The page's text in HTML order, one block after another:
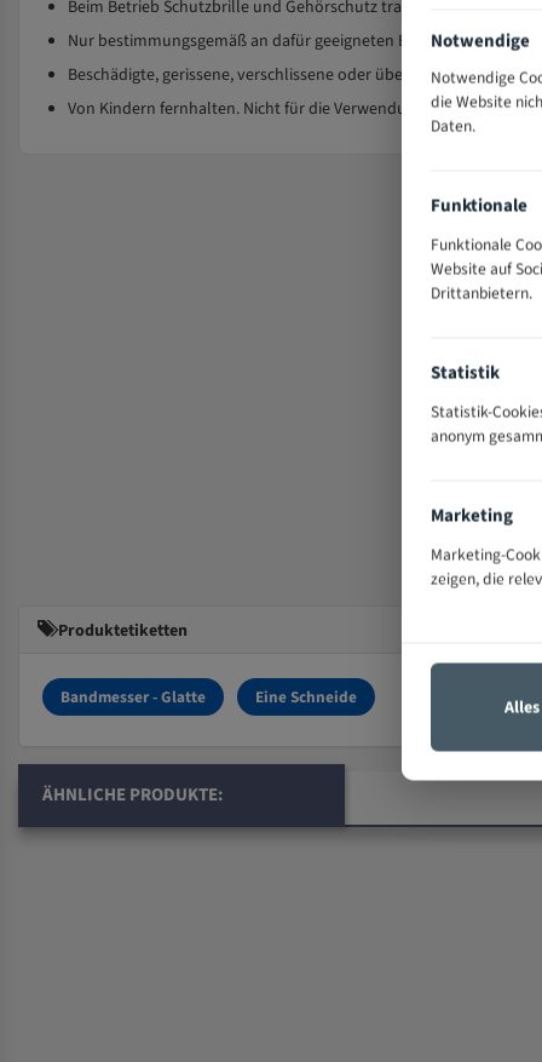
Beim Betrieb Schutzbrille und Gehörschutz tragen; keine lose
Nur bestimmungsgemäß an dafür geeigneten
Beschädigte, gerissene, verschlissene oder überhitzte
Von Kindern fernhalten. Nicht für die Verwendung durch Kinder
Produktetiketten
Bandmesser - Glatte Eine Schneide
ÄHNLICHE PRODUKTE:
Notwendige
Notwendige
die Website
Daten.
Funktionale
Funktionale
Website auf
Drittanbietern.
Statistik
Statistik-
anonym
Marketing
Marketing-
zeigen, die